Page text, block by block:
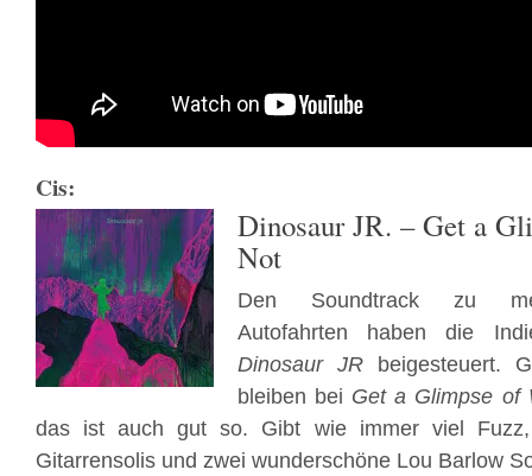
Cis:
Dinosaur JR. – Get a
Not
Den Soundtrack zu
Autofahrten haben die
Dinosaur JR beigesteuert.
bleiben bei Get a Glimpse of
das ist auch gut so. Gibt wie immer viel Fuzz,
Gitarrensolis und zwei wunderschöne Lou Barlow